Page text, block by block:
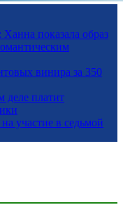
показала образ
винира за 350
деле платит
участие в седьмой